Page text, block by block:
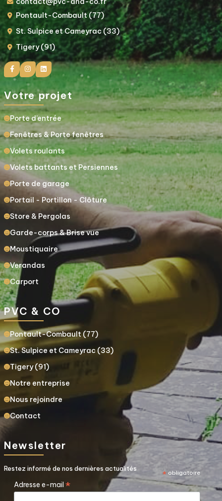
Pontault-Combault (77)
St. Sulpice et Cameyrac (33)
Tigery (91)
Votre projet
Porte d’entrée
Fenêtres & Porte fenêtres
Volets roulants
Volets battants et Persiennes
Porte de garage
Portail - Portillon - Clôture
Store & Pergolas
Garde-corps & Brise vue
Moustiquaire
Verandas
Carport
PVC & CO
Pontault-Combault (77)
St. Sulpice et Cameyrac (33)
Tigery (91)
Notre entreprise
Nous rejoindre
Contact
Newsletter
Restez informé de nos dernières actualités
* obligatoire
Adresse e-mail *